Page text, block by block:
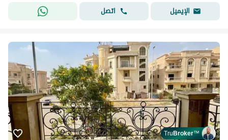
الإيميل اتصل
TruBroker™